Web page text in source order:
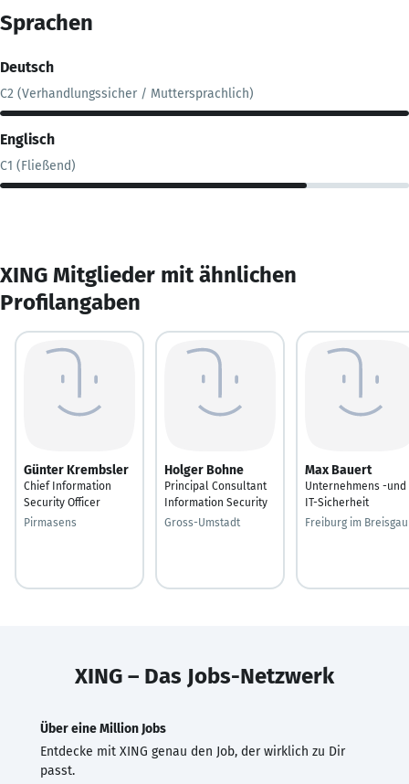
Sprachen
Deutsch
C2 (Verhandlungssicher / Muttersprachlich)
Englisch
C1 (Fließend)
XING Mitglieder mit ähnlichen
Profilangaben
Günter Krembsler
Chief Information
Security Officer
Pirmasens
Holger Bohne
Principal Consultant
Information Security
Gross-Umstadt
Max Bauert
Unternehmens -und
IT-Sicherheit
Freiburg im Breisgau
XING – Das Jobs-Netzwerk
Über eine Million Jobs
Entdecke mit XING genau den Job, der wirklich zu Dir
passt.